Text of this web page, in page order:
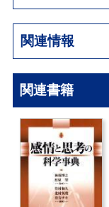
関連情報
関連書籍